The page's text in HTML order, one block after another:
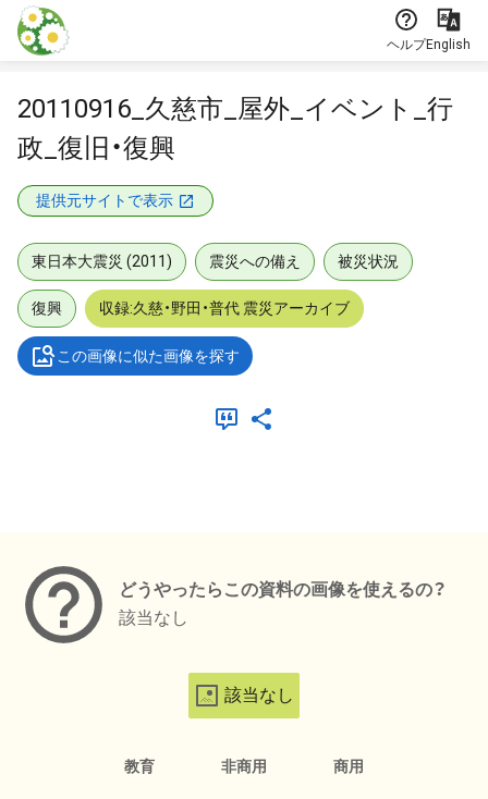
本文に飛ぶ
ヘルプEnglish
20110916_久慈市_屋外_イベント_行
政_復旧・復興
提供元サイトで表示
東日本大震災 (2011) 震災への備え 被災状況
復興 収録:久慈・野田・普代 震災アーカイブ
この画像に似た画像を探す
どうやったらこの資料の画像を使えるの？
該当なし
該当なし
教育 非商用 商用